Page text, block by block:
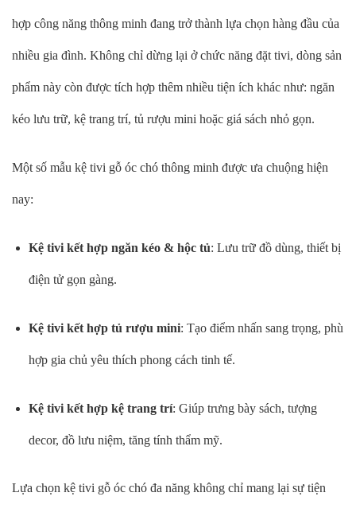
hợp công năng thông minh đang trở thành lựa chọn hàng đầu của
nhiều gia đình. Không chỉ dừng lại ở chức năng đặt tivi, dòng sản
phẩm này còn được tích hợp thêm nhiều tiện ích khác như: ngăn
kéo lưu trữ, kệ trang trí, tủ rượu mini hoặc giá sách nhỏ gọn.
Một số mẫu kệ tivi gỗ óc chó thông minh được ưa chuộng hiện
nay:
Kệ tivi kết hợp ngăn kéo & hộc tủ: Lưu trữ đồ dùng, thiết bị
điện tử gọn gàng.
Kệ tivi kết hợp tủ rượu mini: Tạo điểm nhấn sang trọng, phù
hợp gia chủ yêu thích phong cách tinh tế.
Kệ tivi kết hợp kệ trang trí: Giúp trưng bày sách, tượng
decor, đồ lưu niệm, tăng tính thẩm mỹ.
Lựa chọn kệ tivi gỗ óc chó đa năng không chỉ mang lại sự tiện